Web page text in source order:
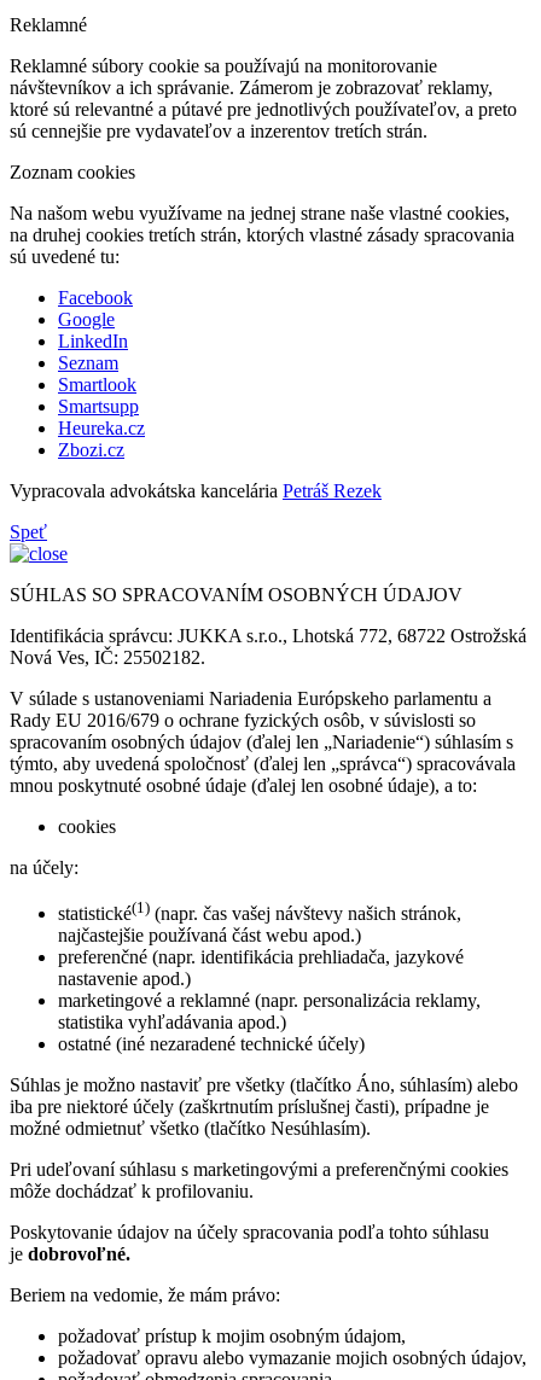
Reklamné
Reklamné súbory cookie sa používajú na monitorovanie
návštevníkov a ich správanie. Zámerom je zobrazovať reklamy,
ktoré sú relevantné a pútavé pre jednotlivých používateľov, a preto
sú cennejšie pre vydavateľov a inzerentov tretích strán.
Zoznam cookies
Na našom webu využívame na jednej strane naše vlastné cookies,
na druhej cookies tretích strán, ktorých vlastné zásady spracovania
sú uvedené tu:
Facebook
Google
LinkedIn
Seznam
Smartlook
Smartsupp
Heureka.cz
Zbozi.cz
Vypracovala advokátska kancelária Petráš Rezek
Speť
SÚHLAS SO SPRACOVANÍM OSOBNÝCH ÚDAJOV
Identifikácia správcu: JUKKA s.r.o., Lhotská 772, 68722 Ostrožská
Nová Ves, IČ: 25502182.
V súlade s ustanoveniami Nariadenia Európskeho parlamentu a
Rady EU 2016/679 o ochrane fyzických osôb, v súvislosti so
spracovaním osobných údajov (ďalej len „Nariadenie“) súhlasím s
týmto, aby uvedená spoločnosť (ďalej len „správca“) spracovávala
mnou poskytnuté osobné údaje (ďalej len osobné údaje), a to:
cookies
na účely:
statistické(1) (napr. čas vašej návštevy našich stránok,
najčastejšie používaná část webu apod.)
preferenčné (napr. identifikácia prehliadača, jazykové
nastavenie apod.)
marketingové a reklamné (napr. personalizácia reklamy,
statistika vyhľadávania apod.)
ostatné (iné nezaradené technické účely)
Súhlas je možno nastaviť pre všetky (tlačítko Áno, súhlasím) alebo
iba pre niektoré účely (zaškrtnutím príslušnej časti), prípadne je
možné odmietnuť všetko (tlačítko Nesúhlasím).
Pri udeľovaní súhlasu s marketingovými a preferenčnými cookies
môže dochádzať k profilovaniu.
Poskytovanie údajov na účely spracovania podľa tohto súhlasu
je dobrovoľné.
Beriem na vedomie, že mám právo:
požadovať prístup k mojim osobným údajom,
požadovať opravu alebo vymazanie mojich osobných údajov,